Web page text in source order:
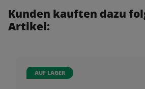
Kunden kauften dazu
Artikel:
AUF LAGER